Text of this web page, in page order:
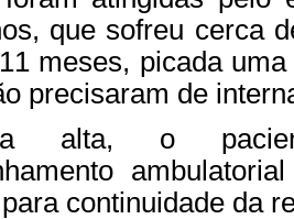
que sofreu cerca
meses, picada
precisaram de
alta, o
continuidade da